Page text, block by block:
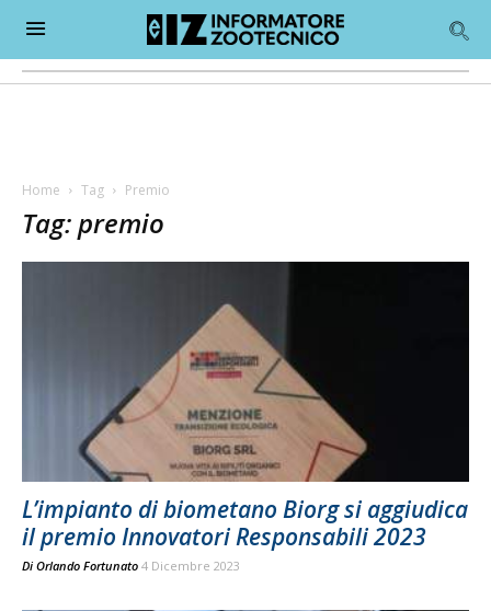
Home Tag Premio
Tag: premio
L’impianto di biometano Biorg si aggiudica
il premio Innovatori Responsabili 2023
Di Orlando Fortunato 4 Dicembre 2023